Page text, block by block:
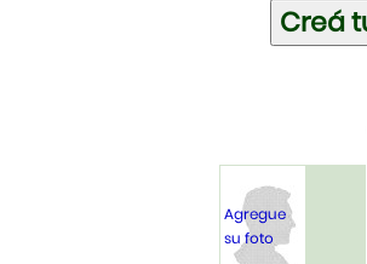
Agregue
su foto